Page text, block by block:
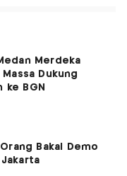
Merdeka
Dukung
ke BGN
Bakal Demo
Jakarta